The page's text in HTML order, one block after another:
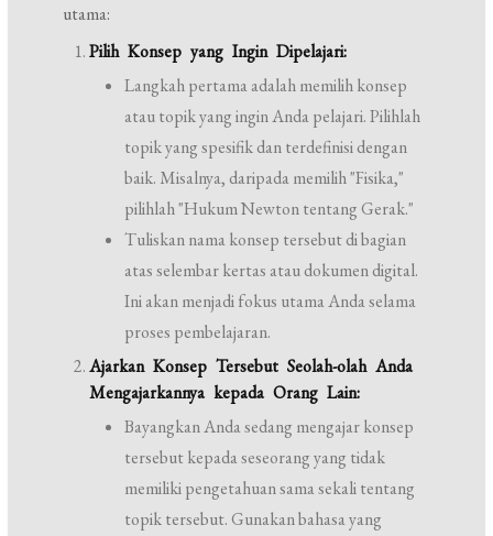
utama:
Pilih Konsep yang Ingin Dipelajari:
Langkah pertama adalah memilih konsep
atau topik yang ingin Anda pelajari. Pilihlah
topik yang spesifik dan terdefinisi dengan
baik. Misalnya, daripada memilih "Fisika,"
pilihlah "Hukum Newton tentang Gerak."
Tuliskan nama konsep tersebut di bagian
atas selembar kertas atau dokumen digital.
Ini akan menjadi fokus utama Anda selama
proses pembelajaran.
Ajarkan Konsep Tersebut Seolah-olah Anda
Mengajarkannya kepada Orang Lain:
Bayangkan Anda sedang mengajar konsep
tersebut kepada seseorang yang tidak
memiliki pengetahuan sama sekali tentang
topik tersebut. Gunakan bahasa yang